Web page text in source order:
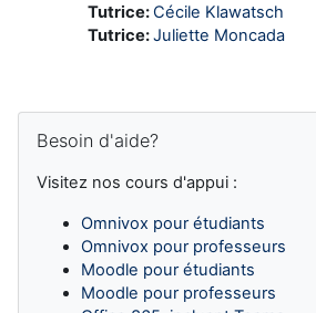
Tutrice:Cécile Klawatsch
Tutrice:Juliette Moncada
Blocs
Besoin d'aide?
Visitez nos cours d'appui :
Omnivox pour étudiants
Omnivox pour professeurs
Moodle pour étudiants
Moodle pour professeurs